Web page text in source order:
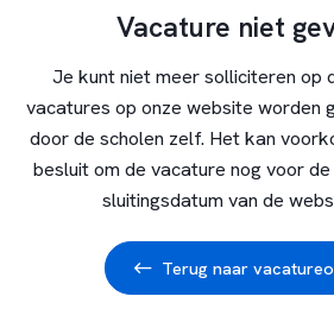
Vacature niet
Je kunt niet meer solliciteren op
vacatures op onze website worden
door de scholen zelf. Het kan
besluit om de vacature nog voor
sluitingsdatum van de
Terug naar